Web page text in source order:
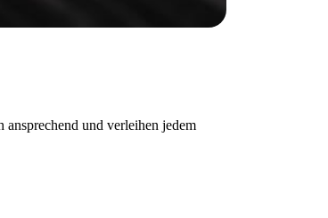
ansprechend und verleihen jedem